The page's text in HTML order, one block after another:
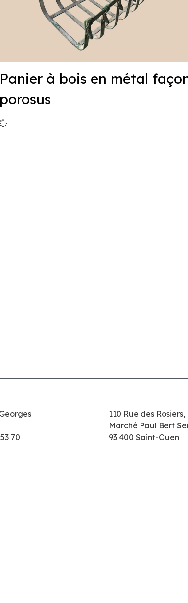
Panier à bois en métal
porosus
70
110 Rue des Rosiers,
Marché Paul Bert
93 400 Saint-Ouen